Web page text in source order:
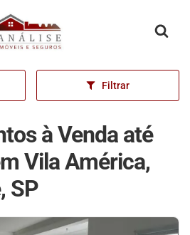
inicial
Filtrar
à Venda até
Vila América,
SP